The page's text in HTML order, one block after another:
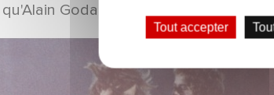
Godard à qui nous devons
Tout accepter